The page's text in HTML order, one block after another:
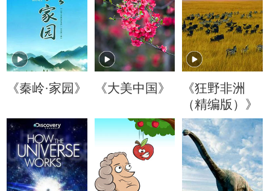
《秦岭·家园》 《大美中国》
《狂野非洲
（精编版）》